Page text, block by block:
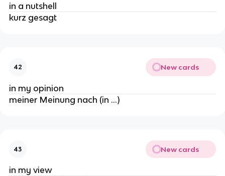
in a nutshell
kurz gesagt
42 New cards
in my opinion
meiner Meinung nach (in …)
43 New cards
in my view